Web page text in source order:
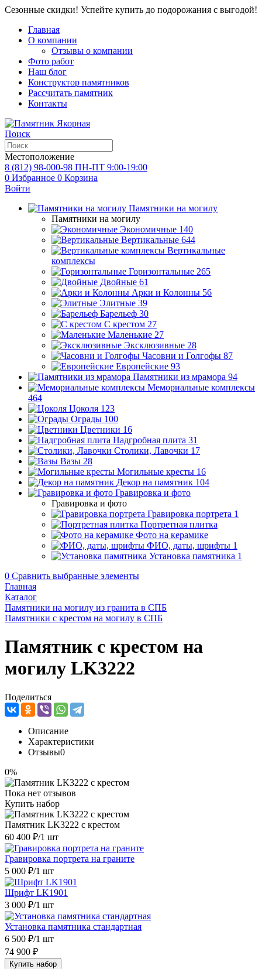
Сезонные скидки! Успейте купить до подорожания с выгодой!
Главная
О компании
Отзывы о компании
Фото работ
Наш блог
Конструктор памятников
Рассчитать памятник
Контакты
Поиск
Местоположение
8 (812) 98-000-98 ПН-ПТ 9:00-19:00
0 Избранное 0 Корзина
Войти
Памятники на могилу
Памятники на могилу
Экономичные 140
Вертикальные 644
Вертикальные
комплексы
Горизонтальные 265
Двойные 61
Арки и Колонны 56
Элитные 39
Барельеф 30
С крестом 27
Маленькие 27
Эксклюзивные 28
Часовни и Голгофы 87
Европейские 93
Памятники из мрамора 94
Мемориальные комплексы
464
Цоколя 123
Ограды 100
Цветники 16
Надгробная плита 31
Столики, Лавочки 17
Вазы 28
Могильные кресты 16
Декор на памятник 104
Гравировка и фото
Гравировка и фото
Гравировка портрета 1
Портретная плитка
Фото на керамике
ФИО, даты, шрифты 1
Установка памятника 1
0 Сравнить выбранные элементы
Главная
Каталог
Памятники на могилу из гранита в СПБ
Памятники с крестом на могилу в СПБ
Памятник с крестом на
могилу LK3222
Поделиться
Описание
Характеристики
Отзывы0
0%
Пока нет отзывов
Купить набор
Памятник LK3222 с крестом
60 400 ₽/1 шт
Гравировка портрета на граните
5 000 ₽/1 шт
Шрифт LK1901
3 000 ₽/1 шт
Установка памятника стандартная
6 500 ₽/1 шт
74 900 ₽
Купить набор